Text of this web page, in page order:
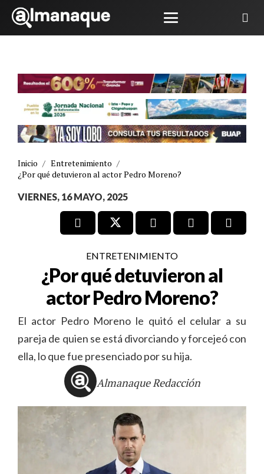
Inicio / Entretenimiento /
¿Por qué detuvieron al actor Pedro Moreno?
VIERNES, 16 MAYO, 2025
ENTRETENIMIENTO
¿Por qué detuvieron al
actor Pedro Moreno?
El actor Pedro Moreno le quitó el celular a su
pareja de quien se está divorciando y forcejeó con
ella, lo que fue presenciado por su hija.
Almanaque Redacción